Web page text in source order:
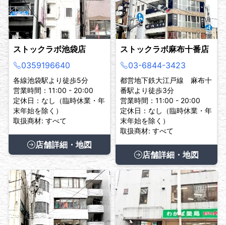
ストックラボ池袋店
0359196640
各線池袋駅より徒歩5分
営業時間：11:00 - 20:00
定休日：なし（臨時休業・年
末年始を除く）
取扱商材: すべて
店舗詳細・地図
ストックラボ麻布十番店
03-6844-3423
都営地下鉄大江戸線 麻布十
番駅より徒歩3分
営業時間：11:00 - 20:00
定休日：なし（臨時休業・年
末年始を除く）
取扱商材: すべて
店舗詳細・地図